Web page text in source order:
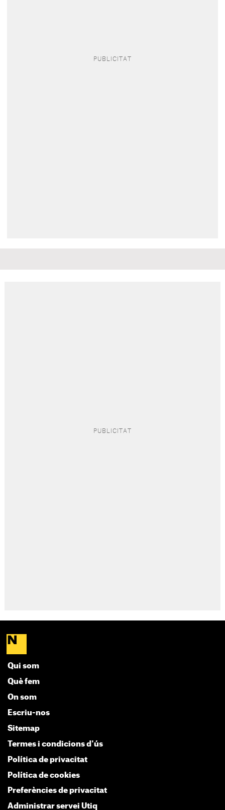
Qui som
Què fem
On som
Escriu-nos
Sitemap
Termes i condicions d'ús
Política de privacitat
Política de cookies
Preferències de privacitat
Administrar servei Utiq